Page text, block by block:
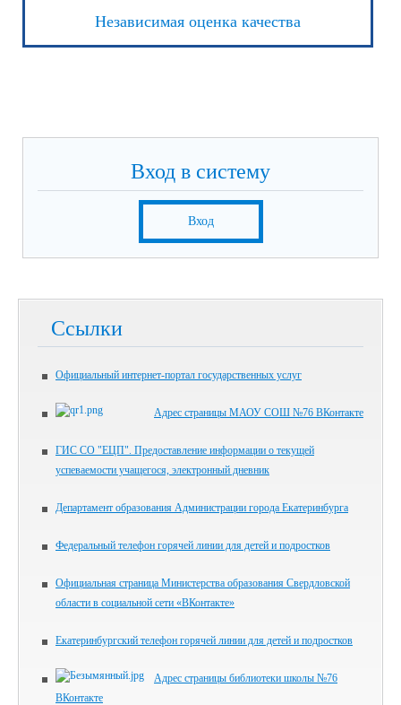
Независимая оценка качества
Вход в систему
Вход
Ссылки
Официальный интернет-портал государственных услуг
Адрес страницы МАОУ СОШ №76 ВКонтакте
ГИС СО "ЕЦП". Предоставление информации о текущей
успеваемости учащегося, электронный дневник
Департамент образования Администрации города Екатеринбурга
Федеральный телефон горячей линии для детей и подростков
Официальная страница Министерства образования Свердловской
области в социальной сети «ВКонтакте»
Екатеринбургский телефон горячей линии для детей и подростков
Адрес страницы библиотеки школы №76
ВКонтакте